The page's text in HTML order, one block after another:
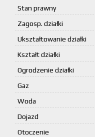
Stan prawny
Zagosp. działki
Ukształtowanie działki
Kształt działki
Ogrodzenie działki
Gaz
Woda
Dojazd
Otoczenie